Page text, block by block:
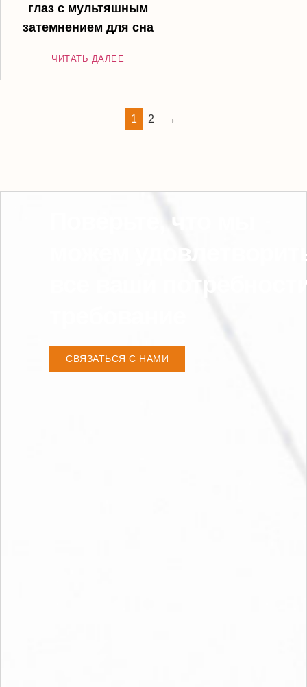
глаз с мультяшным
затемнением для сна
ЧИТАТЬ ДАЛЕЕ
1 2 →
Поверьте, что мы
можем
все ваши
СВЯЗАТЬСЯ С НАМИ